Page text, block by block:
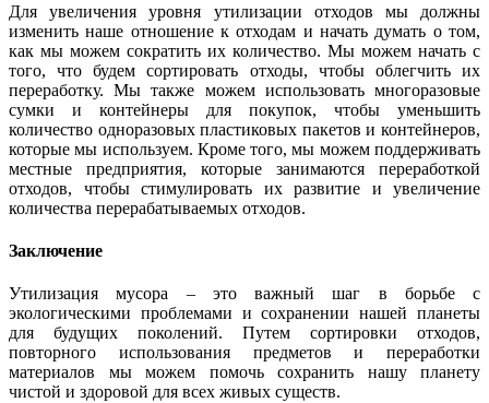
Для увеличения уровня утилизации отходов мы должны
изменить наше отношение к отходам и начать думать о том,
как мы можем сократить их количество. Мы можем начать с
того, что будем сортировать отходы, чтобы облегчить их
переработку. Мы также можем использовать многоразовые
сумки и контейнеры для покупок, чтобы уменьшить
количество одноразовых пластиковых пакетов и контейнеров,
которые мы используем. Кроме того, мы можем поддерживать
местные предприятия, которые занимаются переработкой
отходов, чтобы стимулировать их развитие и увеличение
количества перерабатываемых отходов.
Заключение
Утилизация мусора – это важный шаг в борьбе с
экологическими проблемами и сохранении нашей планеты
для будущих поколений. Путем сортировки отходов,
повторного использования предметов и переработки
материалов мы можем помочь сохранить нашу планету
чистой и здоровой для всех живых существ.